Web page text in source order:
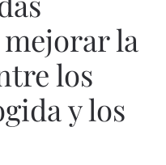
la
los
y los